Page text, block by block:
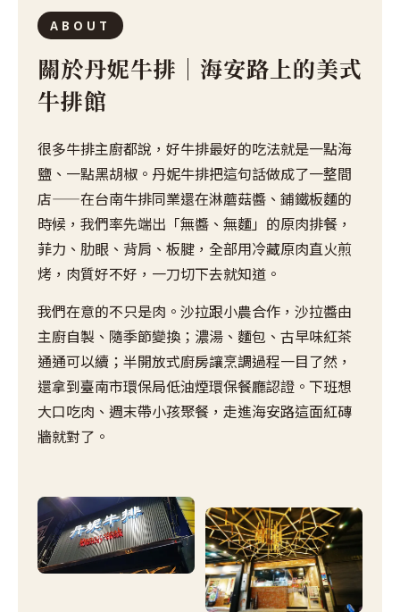
ABOUT
關於丹妮牛排｜海安路上的美式
牛排館
很多牛排主廚都說，好牛排最好的吃法就是一點海
鹽、一點黑胡椒。丹妮牛排把這句話做成了一整間
店——在台南牛排同業還在淋蘑菇醬、鋪鐵板麵的
時候，我們率先端出「無醬、無麵」的原肉排餐，
菲力、肋眼、背肩、板腱，全部用冷藏原肉直火煎
烤，肉質好不好，一刀切下去就知道。
我們在意的不只是肉。沙拉跟小農合作，沙拉醬由
主廚自製、隨季節變換；濃湯、麵包、古早味紅茶
通通可以續；半開放式廚房讓烹調過程一目了然，
還拿到臺南市環保局低油煙環保餐廳認證。下班想
大口吃肉、週末帶小孩聚餐，走進海安路這面紅磚
牆就對了。